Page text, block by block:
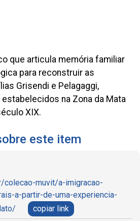
que articula memória familiar
para reconstruir as
Grisendi e Pelagaggi,
na Zona da Mata
XIX.
este item
colecao-muvit/a-imigracao-
a-partir-de-uma-experiencia-
copiar link